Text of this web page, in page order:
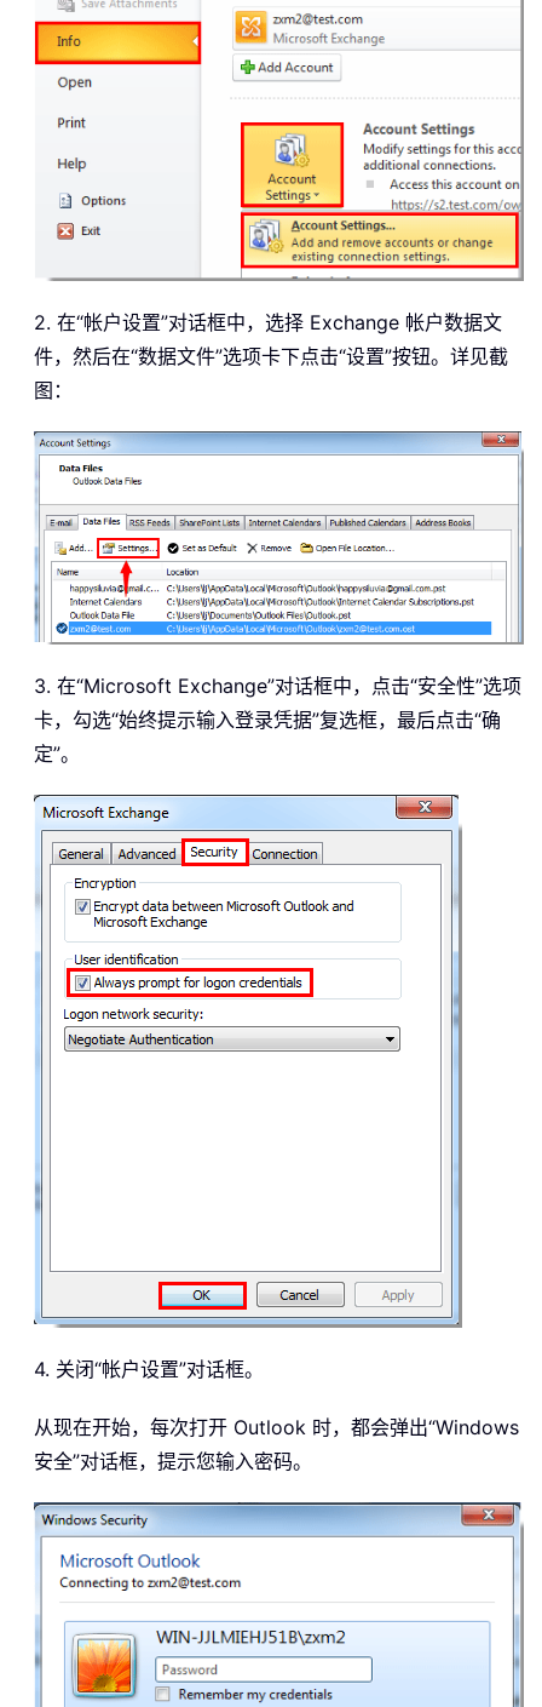
2. 在“帐户设置”对话框中，选择 Exchange 帐户数据文
件，然后在“数据文件”选项卡下点击“设置”按钮。详见截
图：
3. 在“Microsoft Exchange”对话框中，点击“安全性”选项
卡，勾选“始终提示输入登录凭据”复选框，最后点击“确
定”。
4. 关闭“帐户设置”对话框。
从现在开始，每次打开 Outlook 时，都会弹出“Windows
安全”对话框，提示您输入密码。